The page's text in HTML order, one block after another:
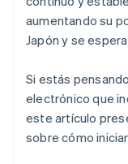
aumentando su
Japón y se
Si estás
electrónico que
este artículo
sobre cómo